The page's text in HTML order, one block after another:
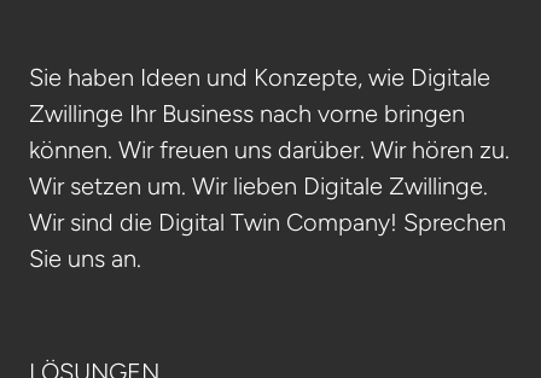
Sie haben Ideen und Konzepte, wie Digitale
Zwillinge Ihr Business nach vorne bringen
können. Wir freuen uns darüber. Wir hören zu.
Wir setzen um. Wir lieben Digitale Zwillinge.
Wir sind die Digital Twin Company! Sprechen
Sie uns an.
LÖSUNGEN